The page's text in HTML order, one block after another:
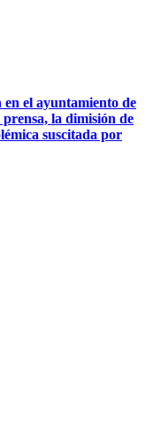
el ayuntamiento de
la dimisión de
suscitada por